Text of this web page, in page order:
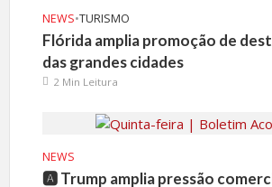
NEWS•TURISMO
Flórida amplia promoção de
das grandes cidades
2 Min Leitura
NEWS
🅰️ Trump amplia pressão